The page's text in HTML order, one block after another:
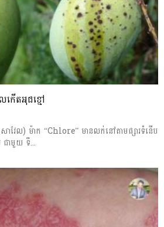
កើត​អុជ​ខ្មៅ
ា​វែ​ល​) ម៉ាក “Chlore” មាន​លក់​នៅតាម​ផ្សារ​ទំនើប
ជាមួយ ទឹ...